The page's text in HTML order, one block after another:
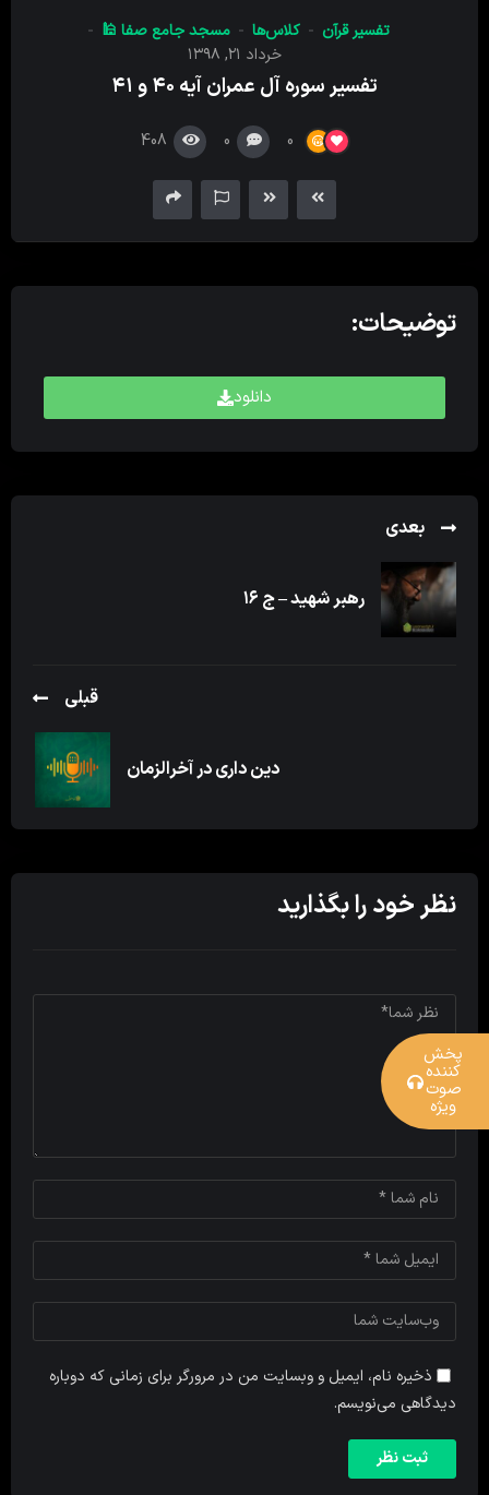
تفسیر قرآن کلاس‌ها
مسجد جامع صفا 🕌
خرداد ۲۱, ۱۳۹۸
تفسیر سوره آل عمران آیه ۴۰ و ۴۱
0
0
408
توضیحات:
دانلود
بعدی
رهبر شهید – ج ۱۶
قبلی
دین داری در آخرالزمان
نظر خود را بگذارید
ذخیره نام، ایمیل و وبسایت من در مرورگر برای زمانی که دوباره
دیدگاهی می‌نویسم.
پخش
کننده
صوت
ویژه